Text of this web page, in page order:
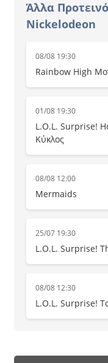
Άλλα
Nickelodeon
08/08 19:30
Rainbow High
01/08 19:30
L.O.L. Surprise!
Κύκλος
08/08 12:00
Mermaids
25/07 19:30
L.O.L. Surprise!
08/08 12:30
L.O.L. Surprise!